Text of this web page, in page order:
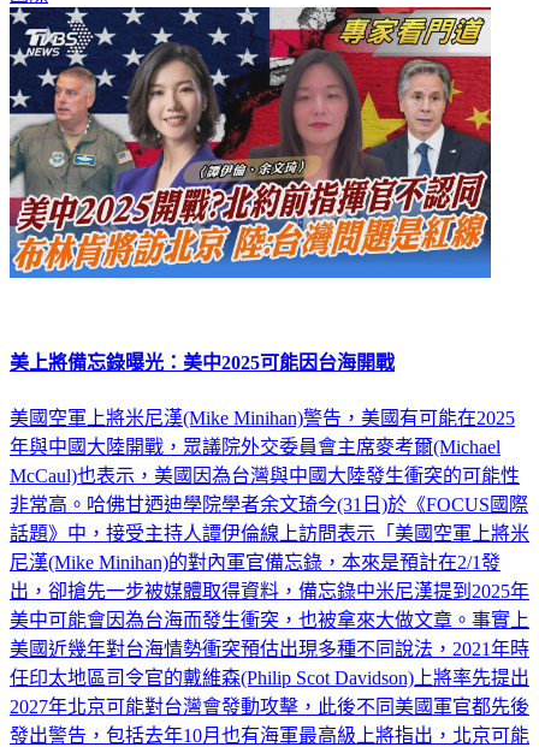
美上將備忘錄曝光：美中2025可能因台海開戰
美國空軍上將米尼漢(Mike Minihan)警告，美國有可能在2025
年與中國大陸開戰，眾議院外交委員會主席麥考爾(Michael
McCaul)也表示，美國因為台灣與中國大陸發生衝突的可能性
非常高。哈佛甘迺迪學院學者余文琦今(31日)於《FOCUS國際
話題》中，接受主持人譚伊倫線上訪問表示「美國空軍上將米
尼漢(Mike Minihan)的對內軍官備忘錄，本來是預計在2/1發
出，卻搶先一步被媒體取得資料，備忘錄中米尼漢提到2025年
美中可能會因為台海而發生衝突，也被拿來大做文章。事實上
美國近幾年對台海情勢衝突預估出現多種不同說法，2021年時
任印太地區司令官的戴維森(Philip Scot Davidson)上將率先提出
2027年北京可能對台灣會發動攻擊，此後不同美國軍官都先後
發出警告，包括去年10月也有海軍最高級上將指出，北京可能